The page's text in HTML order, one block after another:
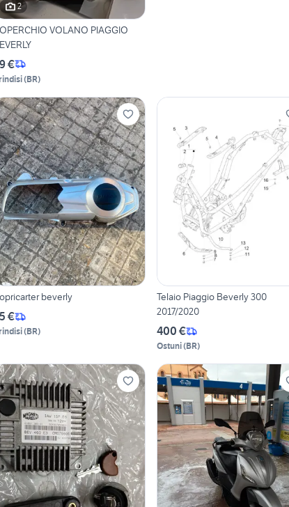
2
VOLANO PIAGGIO
€
(BR)
beverly
€
(BR)
Telaio Piaggio Beverly 300
2017/2020
400 €
Ostuni(BR)